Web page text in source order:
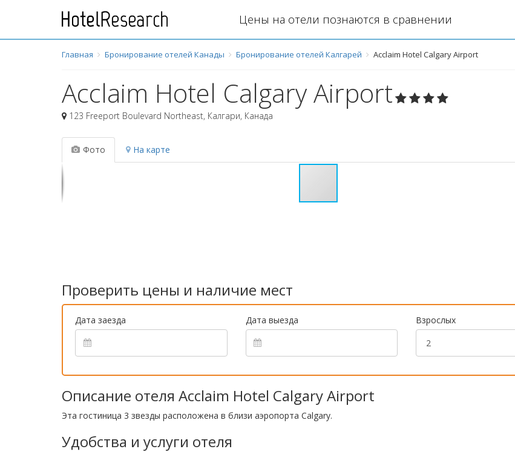
Цены на отели познаются в сравнении
Главная Бронирование отелей Канады Бронирование отелей Калгарей Acclaim Hotel Calgary Airport
Acclaim Hotel Calgary Airport
123 Freeport Boulevard Northeast, Калгари, Канада
Фото На карте
Проверить цены и наличие мест
Дата заезда Дата выезда Взрослых
Описание отеля Acclaim Hotel Calgary Airport
Эта гостиница 3 звезды расположена в близи аэропорта Calgary.
Удобства и услуги отеля